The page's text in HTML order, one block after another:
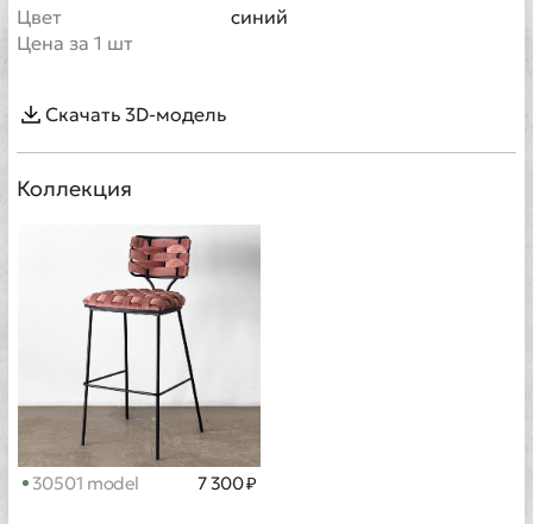
Цвет
синий
Цена за 1 шт
Скачать 3D-модель
Коллекция
30501 model 7 300 ₽